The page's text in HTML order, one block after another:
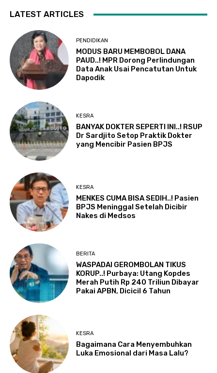
LATEST ARTICLES
PENDIDIKAN
MODUS BARU MEMBOBOL DANA
PAUD..! MPR Dorong Perlindungan
Data Anak Usai Pencatutan Untuk
Dapodik
KESRA
BANYAK DOKTER SEPERTI INI..! RSUP
Dr Sardjito Setop Praktik Dokter
yang Mencibir Pasien BPJS
KESRA
MENKES CUMA BISA SEDIH..! Pasien
BPJS Meninggal Setelah Dicibir
Nakes di Medsos
BERITA
WASPADAI GEROMBOLAN TIKUS
KORUP..! Purbaya: Utang Kopdes
Merah Putih Rp 240 Triliun Dibayar
Pakai APBN, Dicicil 6 Tahun
KESRA
Bagaimana Cara Menyembuhkan
Luka Emosional dari Masa Lalu?